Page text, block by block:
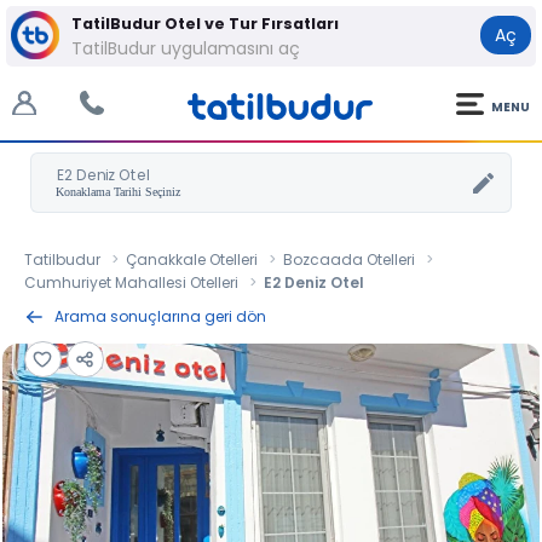
TatilBudur Otel ve Tur Fırsatları
TatilBudur uygulamasını aç
Aç
MENU
E2 Deniz Otel
Tatilbudur Çanakkale Otelleri
Bozcaada Otelleri
Cumhuriyet Mahallesi Otelleri
E2 Deniz Otel
Arama sonuçlarına geri dön